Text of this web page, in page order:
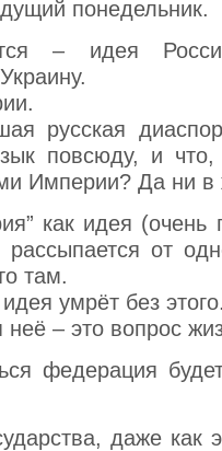
понедельник.
– идея
русская
повсюду, и что,
Империи? Да ни в
как идея (очень
от
там.
умрёт без
неё – это вопрос
федерация
даже как